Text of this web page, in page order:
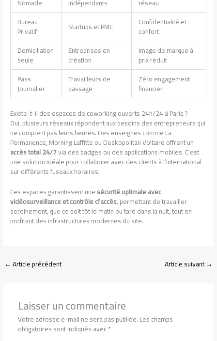
Nomade indépendants
réseau
Bureau
Privatif Startups et PME Confidentialité et
confort
Domiciliation
seule
Entreprises en
création
Image de marque à
prix réduit
Pass
Journalier
Travailleurs de
passage
Zéro engagement
financier
Existe-t-il des espaces de coworking ouverts 24h/24 à Paris ?
Oui, plusieurs réseaux répondent aux besoins des entrepreneurs qui
ne comptent pas leurs heures. Des enseignes comme La
Permanence, Morning Laffitte ou Deskopolitan Voltaire offrent un
accès total 24/7via des badges ou des applications mobiles. C’est
une solution idéale pour collaborer avec des clients à l’international
sur différents fuseaux horaires.
Ces espaces garantissent unesécurité optimale avec
vidéosurveillance et contrôle d’accès, permettant de travailler
sereinement, que ce soit tôt le matin ou tard dans la nuit, tout en
profitant des infrastructures modernes du site.
←Article précédent Article suivant→
Laisser un commentaire
Votre adresse e-mail ne sera pas publiée.Les champs
obligatoires sont indiqués avec*